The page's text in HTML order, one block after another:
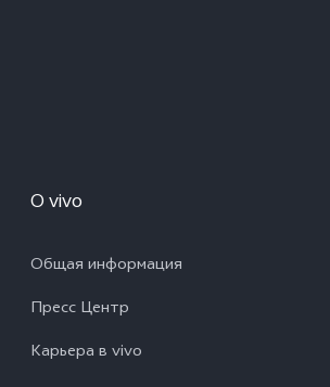
O vivo
Общая информация
Пресс Центр
Карьера в vivo